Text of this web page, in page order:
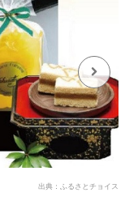
出典：ふるさとチョイス